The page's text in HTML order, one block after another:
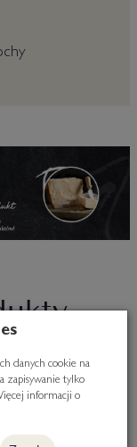
danych cookie na
zapisywanie tylko
informacji o